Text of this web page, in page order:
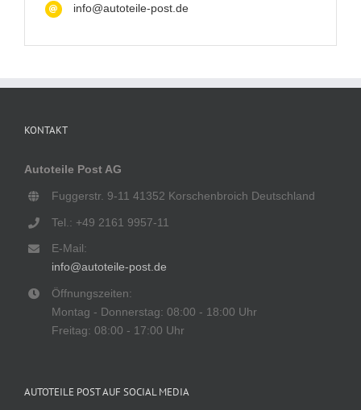
info@autoteile-post.de
KONTAKT
Autoteile Post AG
Fuggerstr. 9-11 41352 Korschenbroich Deutschland
Tel.: +49 2161 9957-11
E-Mail:
info@autoteile-post.de
Öffnungszeiten:
Montag - Donnerstag: 08:00 - 18:00 Uhr
Freitag: 08:00 - 17:00 Uhr
AUTOTEILE POST AUF SOCIAL MEDIA